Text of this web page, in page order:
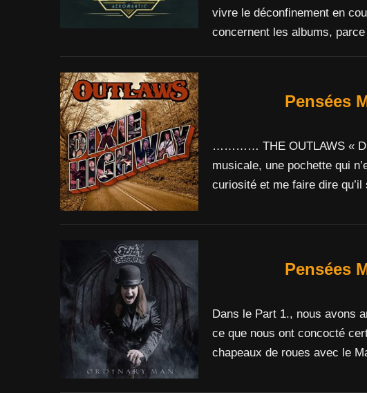
vivre le déconfinement en
concernent les albums,
Pensées
………… THE OUTLAWS «
musicale, une pochette qui
curiosité et me faire dire
Pensées
Dans le Part 1., nous avons
ce que nous ont concocté
chapeaux de roues avec le